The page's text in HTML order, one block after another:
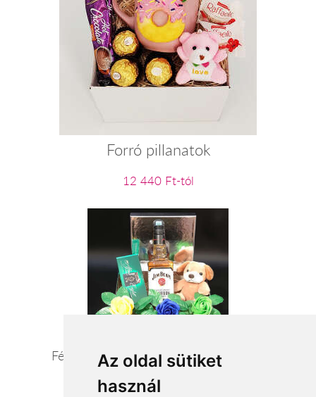
Az oldal sütiket
használ
Forró pillanatok
12 440 Ft-tól
Férfias romantika -férfi ajándék csomag
21 600 Ft-tól